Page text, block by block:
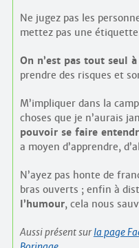
Ne jugez pas les
mettez pas une
On n’est pas tout seul
prendre des risques et
M’impliquer dans la
choses que je n’aurais
pouvoir se faire
a moyen d’apprendre,
N’ayez pas honte de
bras ouverts ; enfin à
l’humour, cela nous
Aussi présent surla page